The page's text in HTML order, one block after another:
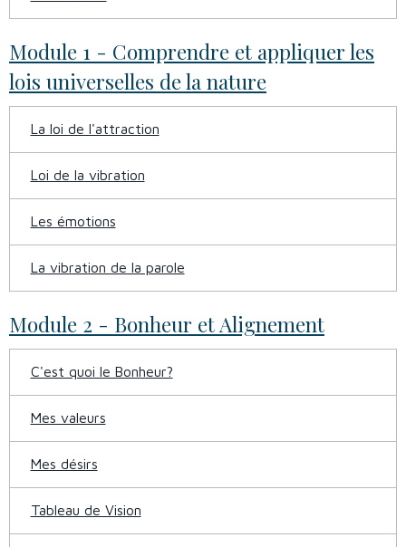
Module 1 - Comprendre et appliquer les
lois universelles de la nature
La loi de l'attraction
Loi de la vibration
Les émotions
La vibration de la parole
Module 2 - Bonheur et Alignement
C'est quoi le Bonheur?
Mes valeurs
Mes désirs
Tableau de Vision